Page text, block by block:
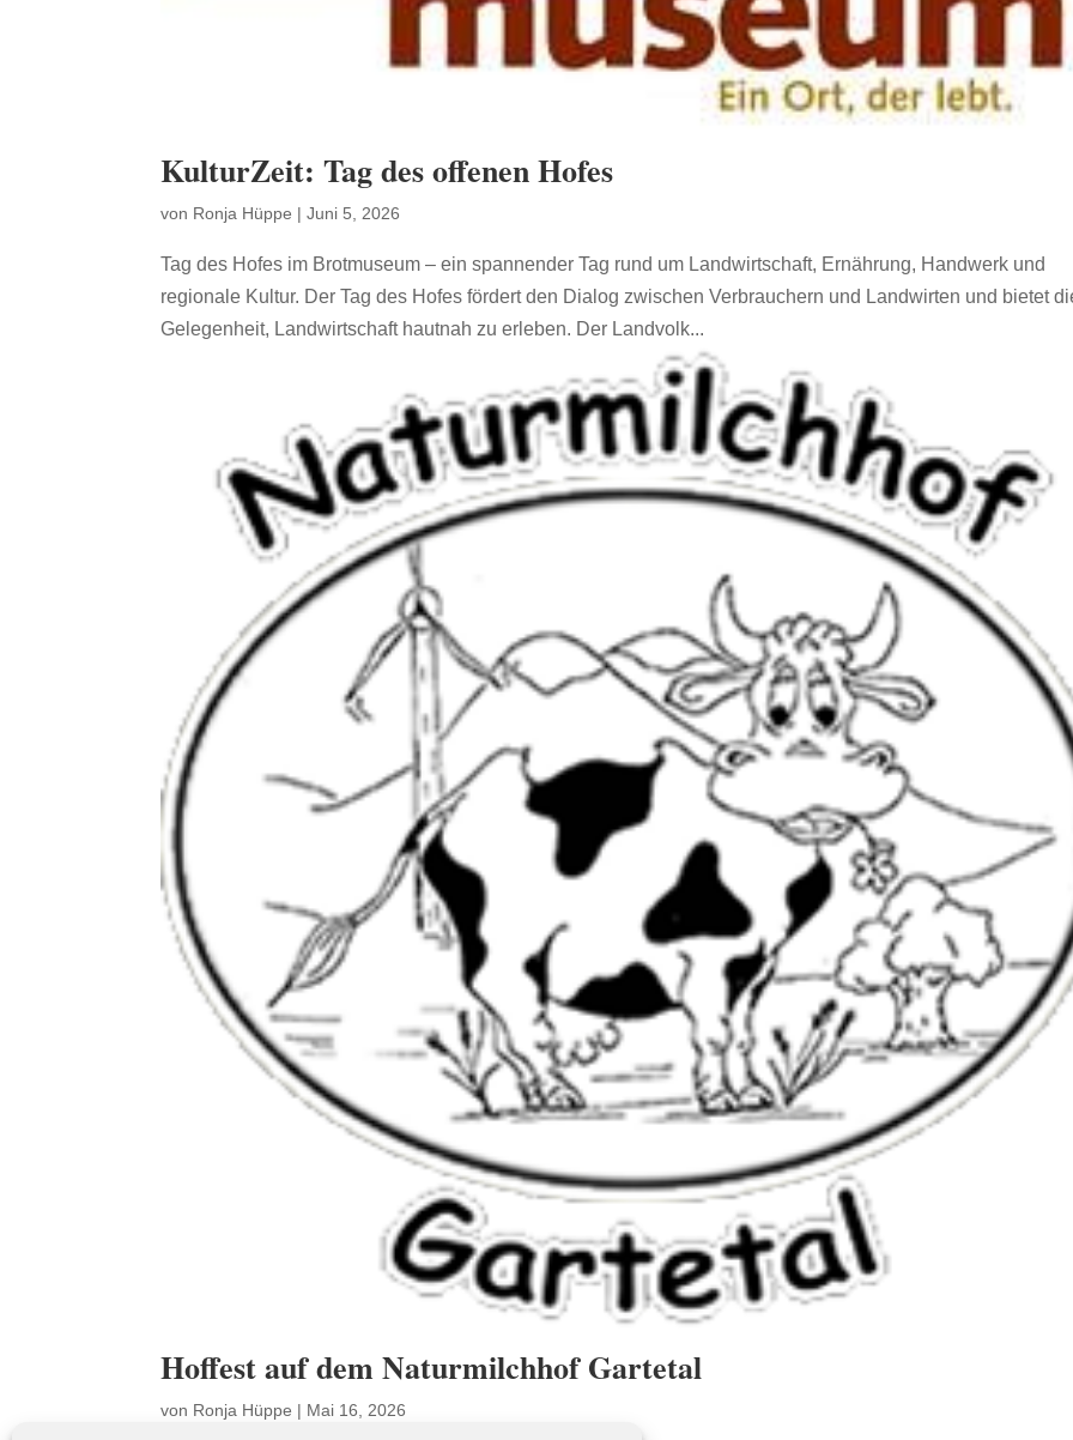
KulturZeit: Tag des offenen Hofes
von Ronja Hüppe |Juni 5, 2026
Tag des Hofes im Brotmuseum – ein spannender Tag rund um Landwirtschaft, Ernährung, Handwerk und
regionale Kultur. Der Tag des Hofes fördert den Dialog zwischen Verbrauchern und Landwirten und bietet
Gelegenheit, Landwirtschaft hautnah zu erleben. Der Landvolk...
Hoffest auf dem Naturmilchhof Gartetal
von Ronja Hüppe | Mai 16, 2026